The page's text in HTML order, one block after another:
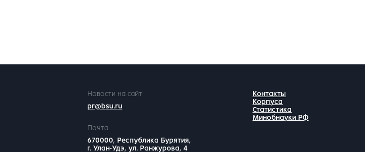
Новости на сайт
pr@bsu.ru
Почта
670000, Республика Бурятия,
г. Улан-Удэ, ул. Ранжурова, 4
Контакты
Корпуса
Статистика
Минобнауки РФ